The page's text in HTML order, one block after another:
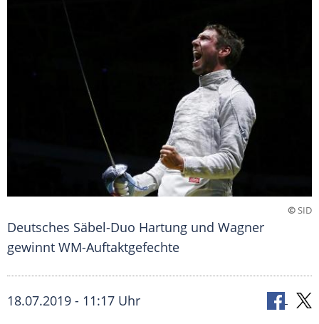
©SID
Deutsches Säbel-Duo Hartung und Wagner
gewinnt WM-Auftaktgefechte
18.07.2019 - 11:17 Uhr